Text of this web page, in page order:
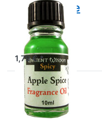
Duftöl Apple
Spice
Duftöl Apple Spice
1,79 € *
Drücken
Sie ENTER
für mehr
Optionen
zu Duftöl